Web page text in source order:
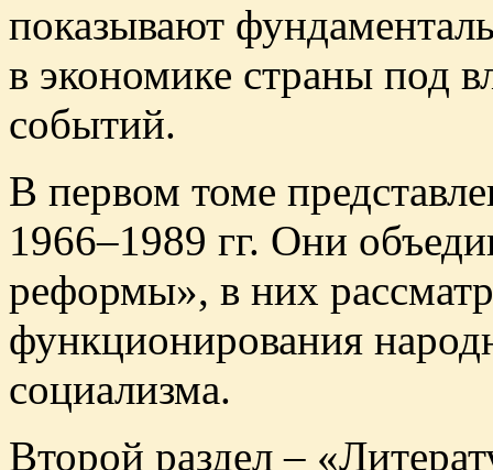
показывают
в экономике страны под
событий.
В первом томе
1966–1989 гг. Они
реформы», в них
функционирования
социализма.
Второй раздел –